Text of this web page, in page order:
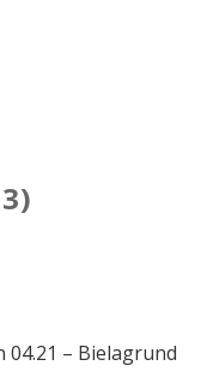
– Bielagrund